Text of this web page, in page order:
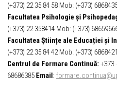
(+373) 22 35 84 58 Mob: (+373)
Facultatea Psihologie și
(+373) 22 358414 Mob: (+373)
Facultatea Științe ale Educației și
(+373) 22 35 84 42 Mob: (+373)
Centrul de Formare Continuă: +373
68686385 Email: